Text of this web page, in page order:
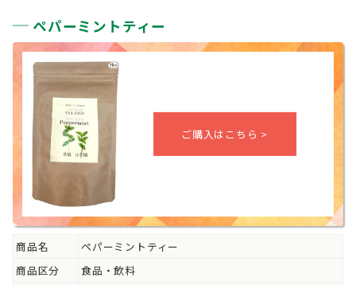
ペパーミントティー
商品名
ペパーミントティー
商品区分
食品・飲料